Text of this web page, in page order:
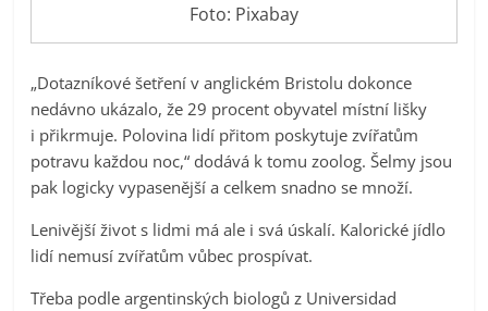
Foto: Pixabay
„Dotazníkové šetření v anglickém Bristolu dokonce
nedávno ukázalo, že 29 procent obyvatel místní lišky
i přikrmuje. Polovina lidí přitom poskytuje zvířatům
potravu každou noc,“ dodává k tomu zoolog. Šelmy jsou
pak logicky vypasenější a celkem snadno se množí.
Lenivější život s lidmi má ale i svá úskalí. Kalorické jídlo
lidí nemusí zvířatům vůbec prospívat.
Třeba podle argentinských biologů z Universidad